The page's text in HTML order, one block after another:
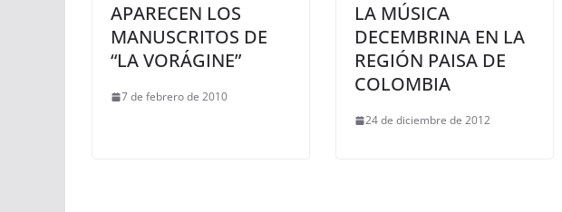
APARECEN LOS
MANUSCRITOS DE
“LA VORÁGINE”
7 de febrero de 2010
LA MÚSICA
DECEMBRINA EN LA
REGIÓN PAISA DE
COLOMBIA
24 de diciembre de 2012